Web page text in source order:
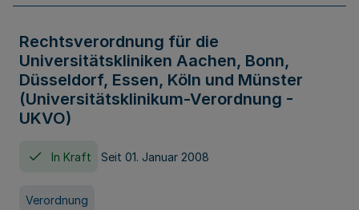
Rechtsverordnung für die
Universitätskliniken Aachen, Bonn,
Düsseldorf, Essen, Köln und Münster
(Universitätsklinikum-Verordnung -
UKVO)
In Kraft Seit 01. Januar 2008
Verordnung